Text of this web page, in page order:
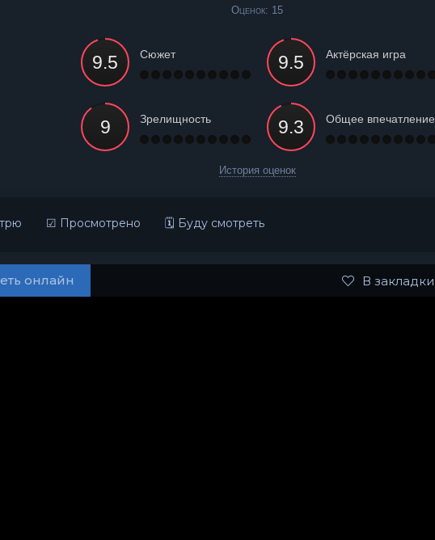
Оценок: 15
Сюжет Актёрская игра
Зрелищность Общее впечатление
История оценок
☑ Просмотрено 🗓 Буду смотреть
онлайн В закладки